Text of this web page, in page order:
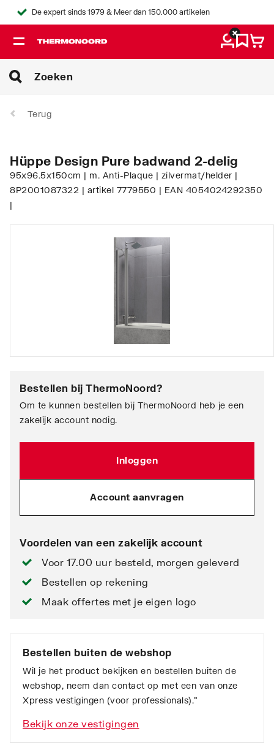
De expert sinds 1979 & Meer dan 150.000 artikelen
Terug
Hüppe Design Pure badwand 2-delig
95x96.5x150cm | m. Anti-Plaque | zilvermat/helder |
8P2001087322 | artikel 7779550 | EAN 4054024292350
|
Bestellen bij ThermoNoord?
Om te kunnen bestellen bij ThermoNoord heb je een
zakelijk account nodig.
Inloggen
Account aanvragen
Voordelen van een zakelijk account
Voor 17.00 uur besteld, morgen geleverd
Bestellen op rekening
Maak offertes met je eigen logo
Bestellen buiten de webshop
Wil je het product bekijken en bestellen buiten de
webshop, neem dan contact op met een van onze
Xpress vestigingen (voor professionals).”
Bekijk onze vestigingen